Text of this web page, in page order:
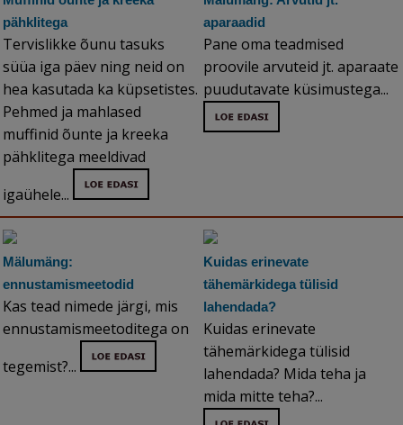
pähklitega
Tervislikke õunu tasuks
süüa iga päev ning neid on
hea kasutada ka küpsetistes.
Pehmed ja mahlased
muffinid õunte ja kreeka
pähklitega meeldivad
igaühele...
aparaadid
Pane oma teadmised
proovile arvuteid jt. aparaate
puudutavate küsimustega...
Mälumäng:
ennustamismeetodid
Kas tead nimede järgi, mis
ennustamismeetoditega on
tegemist?...
Kuidas erinevate
tähemärkidega tülisid
lahendada?
Kuidas erinevate
tähemärkidega tülisid
lahendada? Mida teha ja
mida mitte teha?...